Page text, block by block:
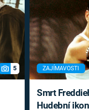
5 ZAJÍMAVOSTI
Smrt
Hudební